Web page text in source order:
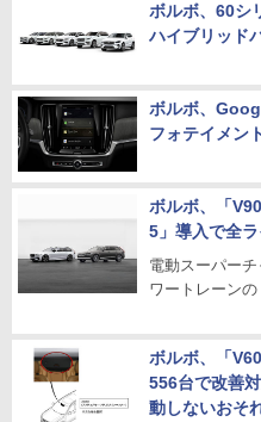
ボルボ、60シ
ハイブリッド
ボルボ、
フォテイメン
ボルボ、「
5」導入で全
電動スーパー
ワートレーン
ボルボ、「
556台で改善
動しないおそ